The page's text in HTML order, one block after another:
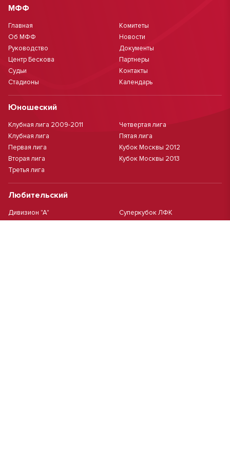
МФФ
Главная
Об МФФ
Руководство
Центр Бескова
Судьи
Стадионы
Комитеты
Новости
Документы
Партнеры
Контакты
Календарь
Юношеский
Клубная лига 2009-2011
Клубная лига
Первая лига
Вторая лига
Третья лига
Четвертая лига
Пятая лига
Кубок Москвы 2012
Кубок Москвы 2013
Любительский
Дивизион "А"
Суперкубок ЛФК